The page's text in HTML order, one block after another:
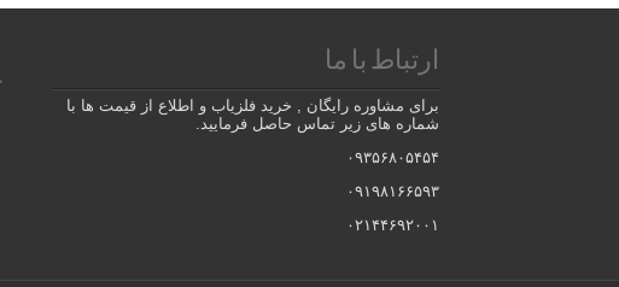
ارتباط با ما
برای مشاوره رایگان , خرید فلزیاب و اطلاع از قیمت ها با
شماره های زیر تماس حاصل فرمایید.
۰۹۳۵۶۸۰۵۴۵۴
۰۹۱۹۸۱۶۶۵۹۳
۰۲۱۴۴۶۹۲۰۰۱